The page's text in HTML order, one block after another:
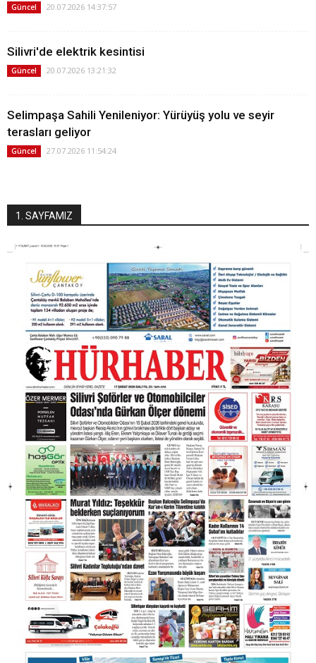
Güncel 20.07.2026 14:37:57
Silivri'de elektrik kesintisi
Güncel 20.07.2026 13:21:32
Selimpaşa Sahili Yenileniyor: Yürüyüş yolu ve seyir
terasları geliyor
Güncel 27.07.2026 11:54:24
1. SAYFAMIZ